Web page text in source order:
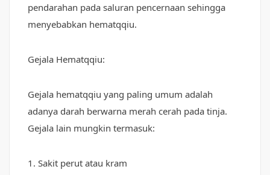
pendarahan pada saluran pencernaan sehingga
menyebabkan hematqqiu.
Gejala Hematqqiu:
Gejala hematqqiu yang paling umum adalah
adanya darah berwarna merah cerah pada tinja.
Gejala lain mungkin termasuk:
1. Sakit perut atau kram